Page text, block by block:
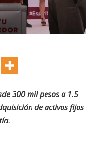
300 mil pesos a 1.5
de activos fijos